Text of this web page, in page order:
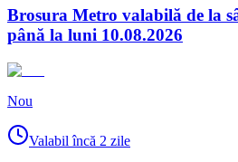
Brosura Metro valabilă de la
până la luni 10.08.2026
Nou
Valabil încă 2 zile